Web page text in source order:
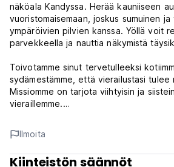
näköala Kandyssa. Herää kauniiseen
vuoristomaisemaan, joskus sumuinen ja
ympäröivien pilvien kanssa. Yöllä voit
parvekkeella ja nauttia näkymistä
Toivotamme sinut tervetulleeksi
sydämestämme, että vierailustasi tulee
Missiomme on tarjota viihtyisin ja
vieraillemme.
Nimi '2in1' tarkoittaa yksinkertaisesti
kokemaan sekä HOSTELLI- että HOME-
vaatimattomassa asuinpaikassamme.
Lankan kandyaanien joukossa, ja
Ilmoita
Kiinteistön säännöt